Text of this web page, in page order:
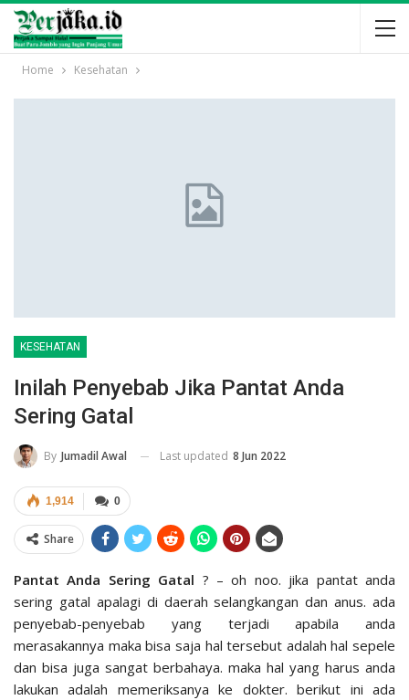
Home Kesehatan
KESEHATAN
Inilah Penyebab Jika Pantat Anda
Sering Gatal
By Jumadil Awal Last updated 8 Jun 2022
0
1,914
Share
Pantat Anda Sering Gatal ? – oh noo. jika pantat anda
sering gatal apalagi di daerah selangkangan dan anus. ada
penyebab-penyebab yang terjadi apabila anda
merasakannya maka bisa saja hal tersebut adalah hal sepele
dan bisa juga sangat berbahaya. maka hal yang harus anda
lakukan adalah memeriksanya ke dokter. berikut ini ada